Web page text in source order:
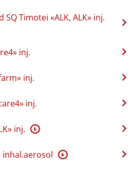
Timotei «ALK, ALK» inj.
inj.
inj.
inj.
inj. K
inhal.aerosol K